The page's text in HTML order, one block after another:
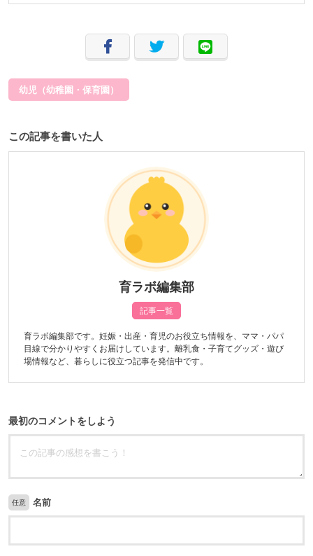
幼児（幼稚園・保育園）
この記事を書いた人
育ラボ編集部
記事一覧
育ラボ編集部です。妊娠・出産・育児のお役立ち情報を、ママ・パパ
目線で分かりやすくお届けしています。離乳食・子育てグッズ・遊び
場情報など、暮らしに役立つ記事を発信中です。
最初のコメントをしよう
任意 名前